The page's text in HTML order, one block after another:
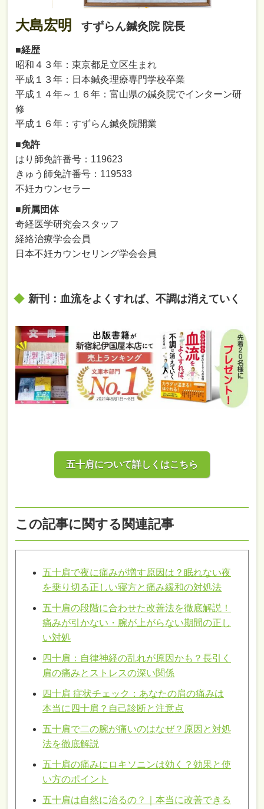
大島宏明 すずらん鍼灸院 院長
■経歴
昭和４３年：東京都足立区生まれ
平成１３年：日本鍼灸理療専門学校卒業
平成１４年～１６年：富山県の鍼灸院でインターン研
修
平成１６年：すずらん鍼灸院開業
■免許
はり師免許番号：119623
きゅう師免許番号：119533
不妊カウンセラー
■所属団体
奇経医学研究会スタッフ
経絡治療学会会員
日本不妊カウンセリング学会会員
新刊：血流をよくすれば、不調は消えていく
五十肩について詳しくはこちら
この記事に関する関連記事
五十肩で夜に痛みが増す原因は？眠れない夜
を乗り切る正しい寝方と痛み緩和の対処法
五十肩の段階に合わせた改善法を徹底解説！
痛みが引かない・腕が上がらない期間の正し
い対処
四十肩：自律神経の乱れが原因かも？長引く
肩の痛みとストレスの深い関係
四十肩 症状チェック：あなたの肩の痛みは
本当に四十肩？自己診断と注意点
五十肩で二の腕が痛いのはなぜ？原因と対処
法を徹底解説
五十肩の痛みにロキソニンは効く？効果と使
い方のポイント
五十肩は自然に治るの？｜本当に改善できる